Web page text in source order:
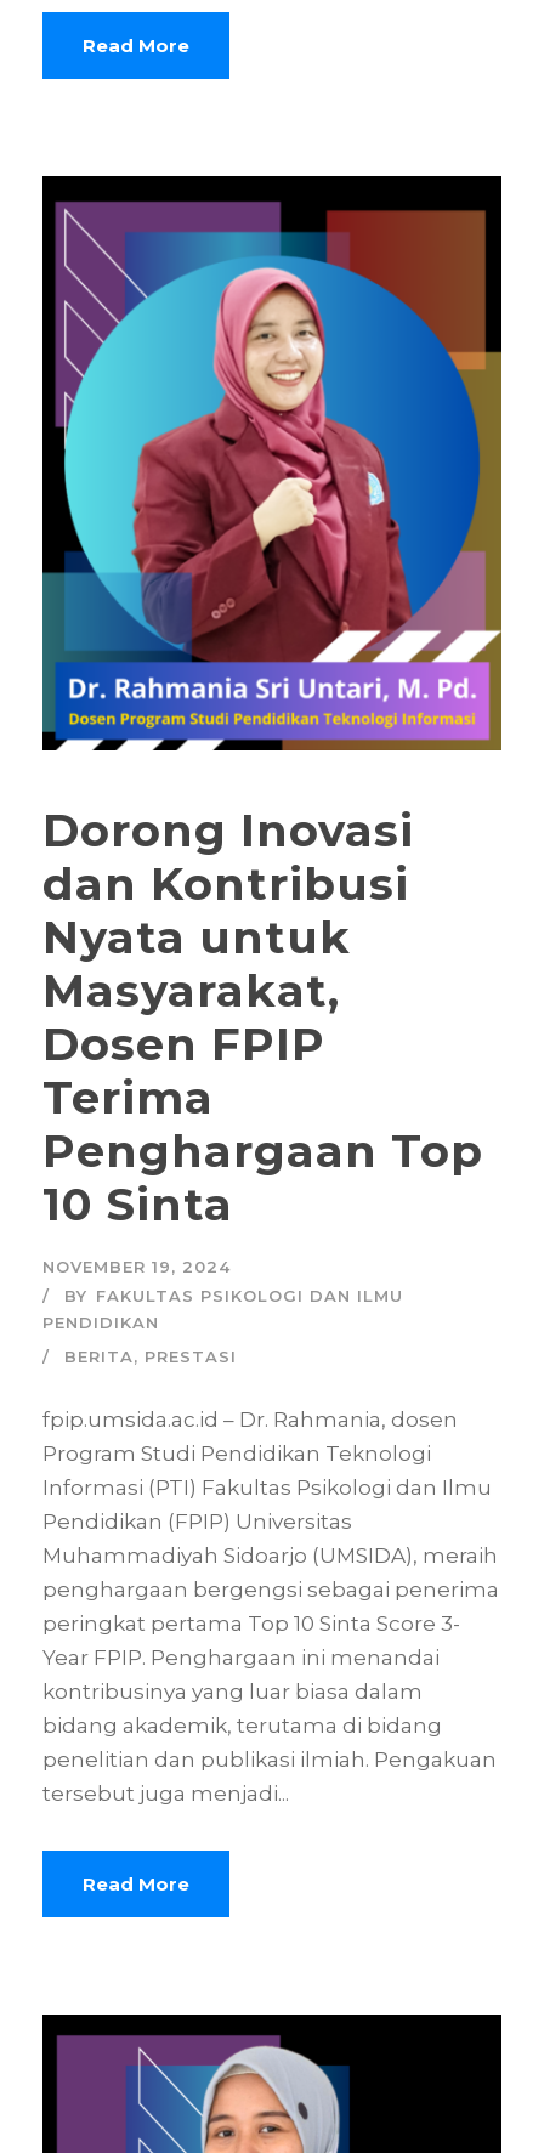
Read More
Dorong Inovasi
dan Kontribusi
Nyata untuk
Masyarakat,
Dosen FPIP
Terima
Penghargaan Top
10 Sinta
NOVEMBER 19, 2024
BY FAKULTAS PSIKOLOGI DAN ILMU
PENDIDIKAN
BERITA, PRESTASI
fpip.umsida.ac.id – Dr. Rahmania, dosen
Program Studi Pendidikan Teknologi
Informasi (PTI) Fakultas Psikologi dan Ilmu
Pendidikan (FPIP) Universitas
Muhammadiyah Sidoarjo (UMSIDA), meraih
penghargaan bergengsi sebagai penerima
peringkat pertama Top 10 Sinta Score 3-
Year FPIP. Penghargaan ini menandai
kontribusinya yang luar biasa dalam
bidang akademik, terutama di bidang
penelitian dan publikasi ilmiah. Pengakuan
tersebut juga menjadi...
Read More